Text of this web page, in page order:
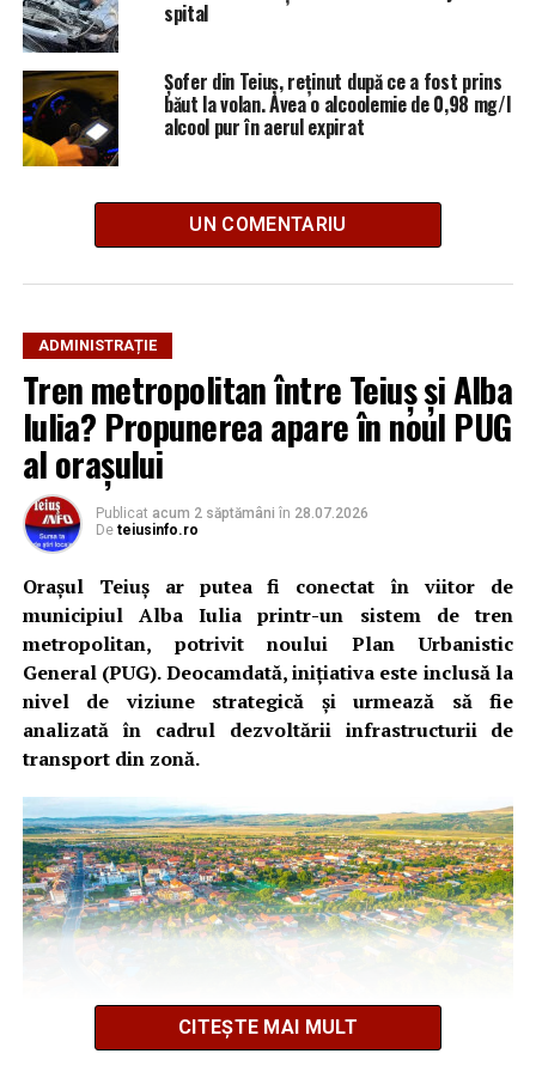
spital
Șofer din Teiuș, reținut după ce a fost prins
băut la volan. Avea o alcoolemie de 0,98 mg/l
alcool pur în aerul expirat
UN COMENTARIU
ADMINISTRAȚIE
Tren metropolitan între Teiuș și Alba
Iulia? Propunerea apare în noul PUG
al orașului
Publicat acum 2 săptămâni în 28.07.2026
De teiusinfo.ro
Orașul Teiuș ar putea fi conectat în viitor de
municipiul Alba Iulia printr-un sistem de tren
metropolitan, potrivit noului Plan Urbanistic
General (PUG). Deocamdată, inițiativa este inclusă la
nivel de viziune strategică și urmează să fie
analizată în cadrul dezvoltării infrastructurii de
transport din zonă.
CITEȘTE MAI MULT